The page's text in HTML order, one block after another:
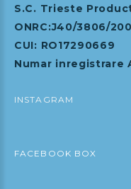
S.C. Trieste
ONRC:J40/3806/
CUI: RO17290669
Numar inregistrare
INSTAGRAM
FACEBOOK BOX